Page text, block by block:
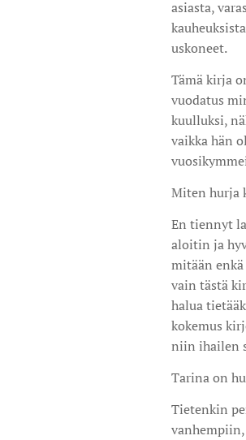
asiasta,
uskoneet.
Tämä kirja
vuodatus
kuulluksi,
vaikka hän
Miten hurja
En tiennyt
aloitin ja
mitään
vain tästä
halua
kokemus
niin ihailen
Tarina on
Tietenkin